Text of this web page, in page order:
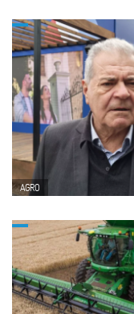
AGRO